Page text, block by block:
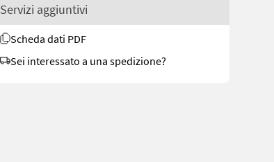
Servizi aggiuntivi
Scheda dati PDF
Sei interessato a una spedizione?